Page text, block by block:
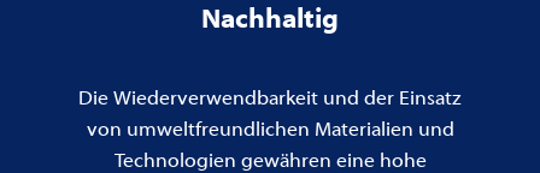
Nachhaltig
Die Wiederverwendbarkeit und der Einsatz
von umweltfreundlichen Materialien und
Technologien gewähren eine hohe